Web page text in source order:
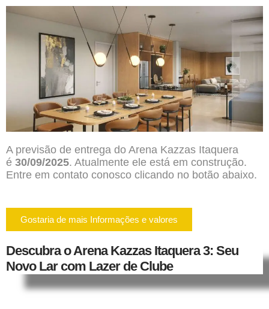
A previsão de entrega do Arena Kazzas Itaquera
é 30/09/2025. Atualmente ele está em construção.
Entre em contato conosco clicando no botão abaixo.
Gostaria de mais Informações e valores
Descubra o Arena Kazzas Itaquera 3: Seu
Novo Lar com Lazer de Clube